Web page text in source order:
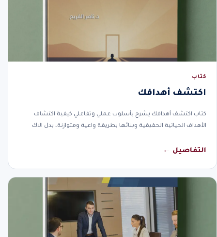
كتاب
اكتشف أهدافك
كتاب اكتشف أهدافك يشرح بأسلوب عملي وتفاعلي كيفية اكتشاف
الأهداف الحياتية الحقيقية وبنائها بطريقة واعية ومتوازنة، بدل الاك
التفاصيل ←